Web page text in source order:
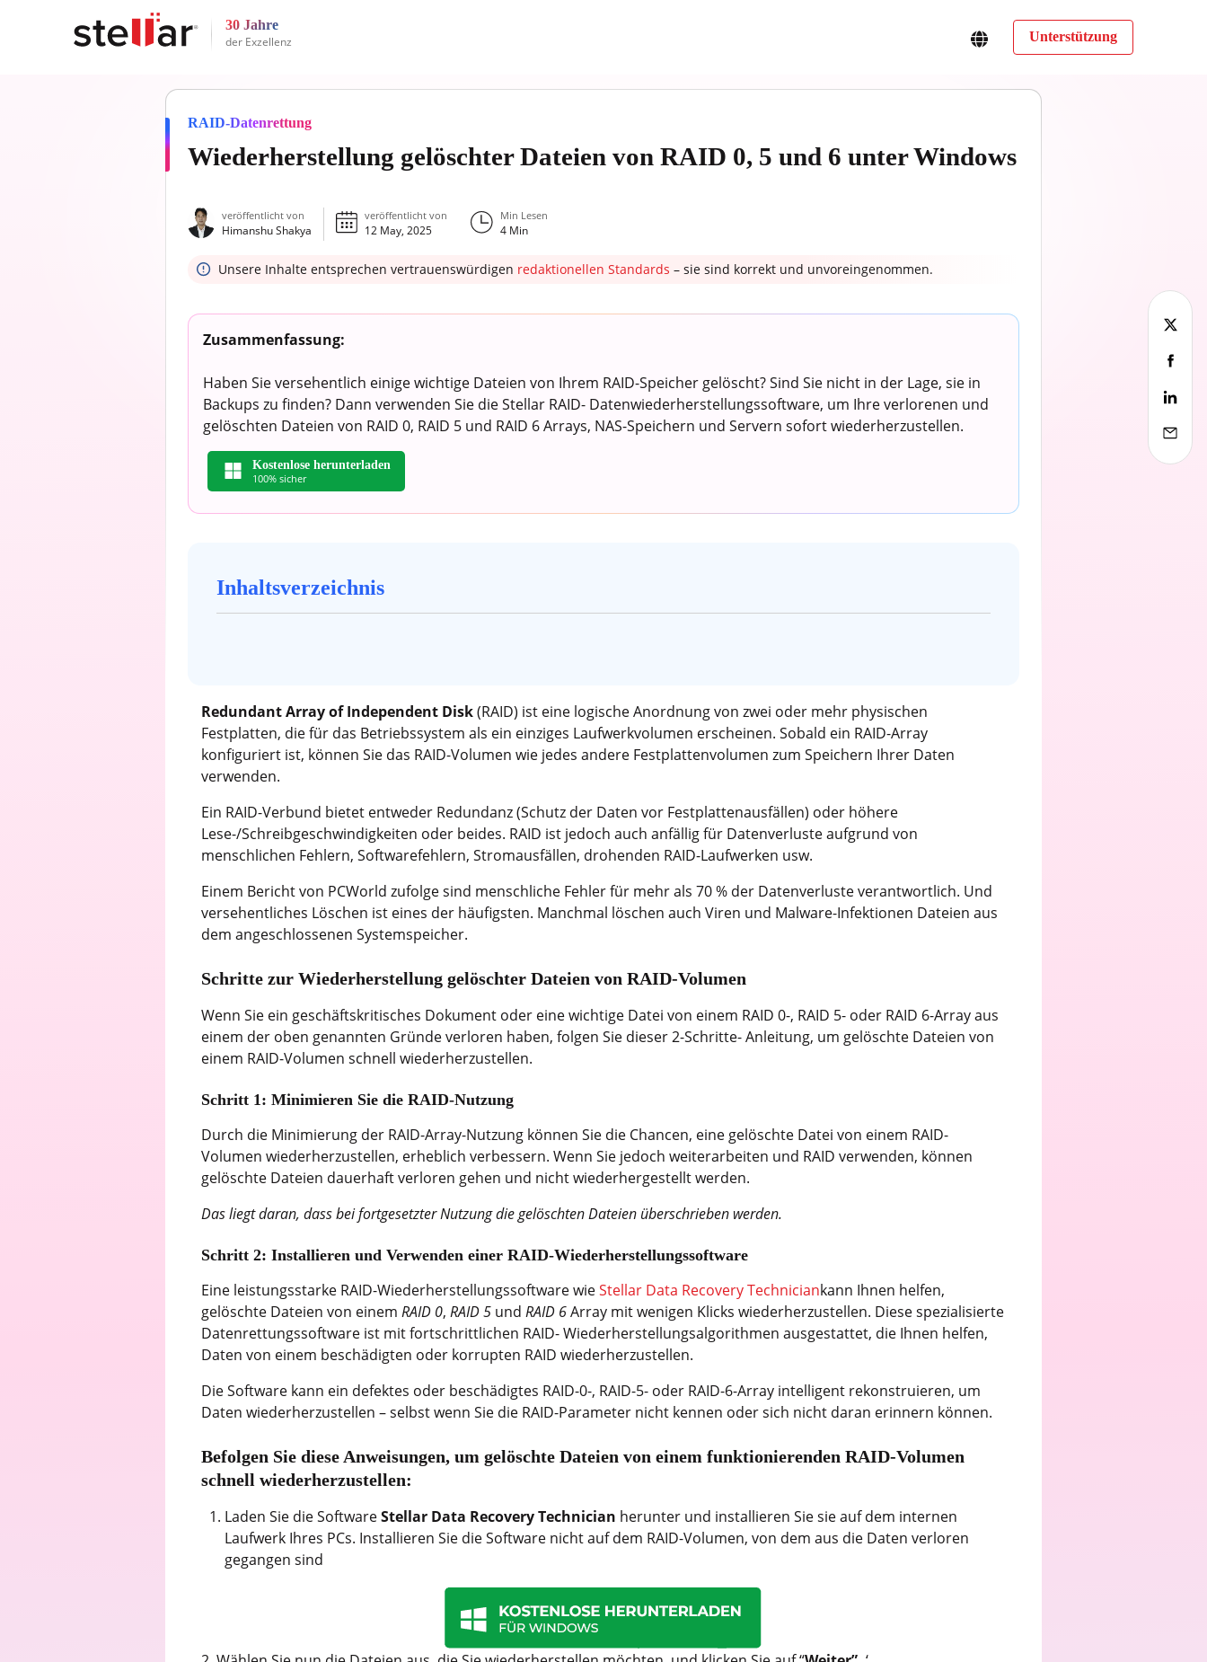
30 Jahre
der Exzellenz
Unterstützung
RAID-Datenrettung
Wiederherstellung gelöschter Dateien von RAID 0, 5 und 6 unter Windows
veröffentlicht von
Himanshu Shakya
veröffentlicht von
12 May, 2025
Min Lesen
4Min
Unsere Inhalte entsprechen vertrauenswürdigen redaktionellen Standards – sie sind korrekt und unvoreingenommen.
Zusammenfassung:
Haben Sie versehentlich einige wichtige Dateien von Ihrem RAID-Speicher gelöscht? Sind Sie nicht in der Lage, sie in
Backups zu finden? Dann verwenden Sie die Stellar RAID- Datenwiederherstellungssoftware, um Ihre verlorenen und
gelöschten Dateien von RAID 0, RAID 5 und RAID 6 Arrays, NAS-Speichern und Servern sofort wiederherzustellen.
Kostenlose herunterladen
100% sicher
Inhaltsverzeichnis
Redundant Array of Independent Disk(RAID) ist eine logische Anordnung von zwei oder mehr physischen
Festplatten, die für das Betriebssystem als ein einziges Laufwerkvolumen erscheinen. Sobald ein RAID-Array
konfiguriert ist, können Sie das RAID-Volumen wie jedes andere Festplattenvolumen zum Speichern Ihrer Daten
verwenden.
Ein RAID-Verbund bietet entweder Redundanz (Schutz der Daten vor Festplattenausfällen) oder höhere
Lese-/Schreibgeschwindigkeiten oder beides. RAID ist jedoch auch anfällig für Datenverluste aufgrund von
menschlichen Fehlern, Softwarefehlern, Stromausfällen, drohenden RAID-Laufwerken usw.
Einem Bericht von PCWorld zufolge sind menschliche Fehler für mehr als 70 % der Datenverluste verantwortlich. Und
versehentliches Löschen ist eines der häufigsten. Manchmal löschen auch Viren und Malware-Infektionen Dateien aus
dem angeschlossenen Systemspeicher.
Schritte zur Wiederherstellung gelöschter Dateien von RAID-Volumen
Wenn Sie ein geschäftskritisches Dokument oder eine wichtige Datei von einem RAID 0-, RAID 5- oder RAID 6-Array aus
einem der oben genannten Gründe verloren haben, folgen Sie dieser 2-Schritte- Anleitung, um gelöschte Dateien von
einem RAID-Volumen schnell wiederherzustellen.
Schritt 1: Minimieren Sie die RAID-Nutzung
Durch die Minimierung der RAID-Array-Nutzung können Sie die Chancen, eine gelöschte Datei von einem RAID-
Volumen wiederherzustellen, erheblich verbessern. Wenn Sie jedoch weiterarbeiten und RAID verwenden, können
gelöschte Dateien dauerhaft verloren gehen und nicht wiederhergestellt werden.
Das liegt daran, dass bei fortgesetzter Nutzung die gelöschten Dateien überschrieben werden.
Schritt 2: Installieren und Verwenden einer RAID-Wiederherstellungssoftware
Eine leistungsstarke RAID-Wiederherstellungssoftware wieStellar Data Recovery Techniciankann Ihnen helfen,
gelöschte Dateien von einemRAID 0,RAID 5 undRAID 6Array mit wenigen Klicks wiederherzustellen. Diese spezialisierte
Datenrettungssoftware ist mit fortschrittlichen RAID- Wiederherstellungsalgorithmen ausgestattet, die Ihnen helfen,
Daten von einem beschädigten oder korrupten RAID wiederherzustellen.
Die Software kann ein defektes oder beschädigtes RAID-0-, RAID-5- oder RAID-6-Array intelligent rekonstruieren, um
Daten wiederherzustellen – selbst wenn Sie die RAID-Parameter nicht kennen oder sich nicht daran erinnern können.
Befolgen Sie diese Anweisungen, um gelöschte Dateien von einem funktionierenden RAID-Volumen
schnell wiederherzustellen:
Laden Sie die SoftwareStellar Data Recovery Technician herunter und installieren Sie sie auf dem internen
Laufwerk Ihres PCs. Installieren Sie die Software nicht auf dem RAID-Volumen, von dem aus die Daten verloren
gegangen sind